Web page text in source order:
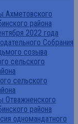
Ахметовского
района
2022 года
Собрания
созыва
сельского
сельского
Отважненского
района
одномандатного